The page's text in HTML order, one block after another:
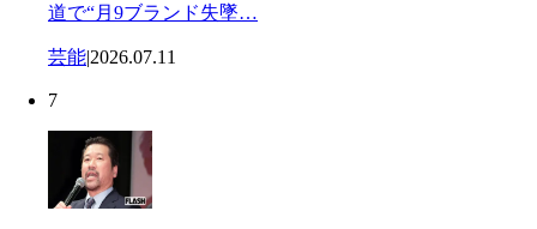
道で“月9ブランド失墜…
芸能|2026.07.11
7